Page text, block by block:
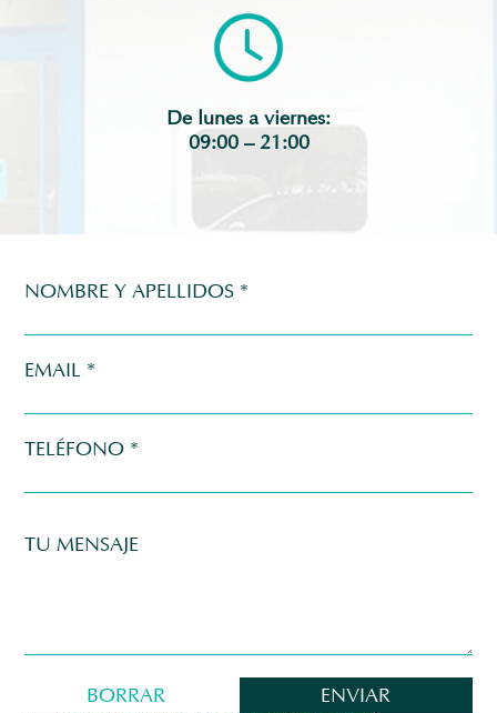
De lunes a viernes:
09:00 – 21:00
NOMBRE Y APELLIDOS *
EMAIL *
TELÉFONO *
TU MENSAJE